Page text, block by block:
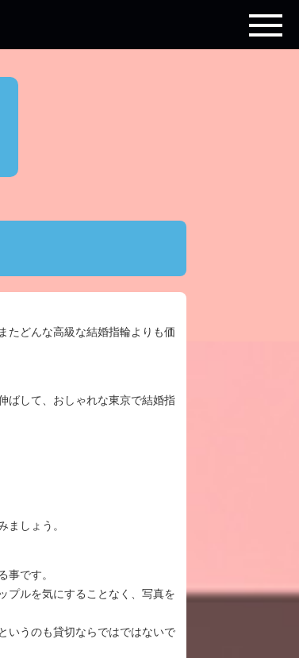
たどんな高級な結婚指輪よりも価
ばして、おしゃれな東京で結婚指
ましょう。
事です。
プルを気にすることなく、写真を
いうのも貸切ならではではないで